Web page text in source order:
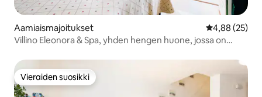
Aamiaismajoitukset
4,88 (25)
Villino Eleonora & Spa, yhden hengen huone, jossa on
Vieraiden suosikki
Vieraiden suosikki